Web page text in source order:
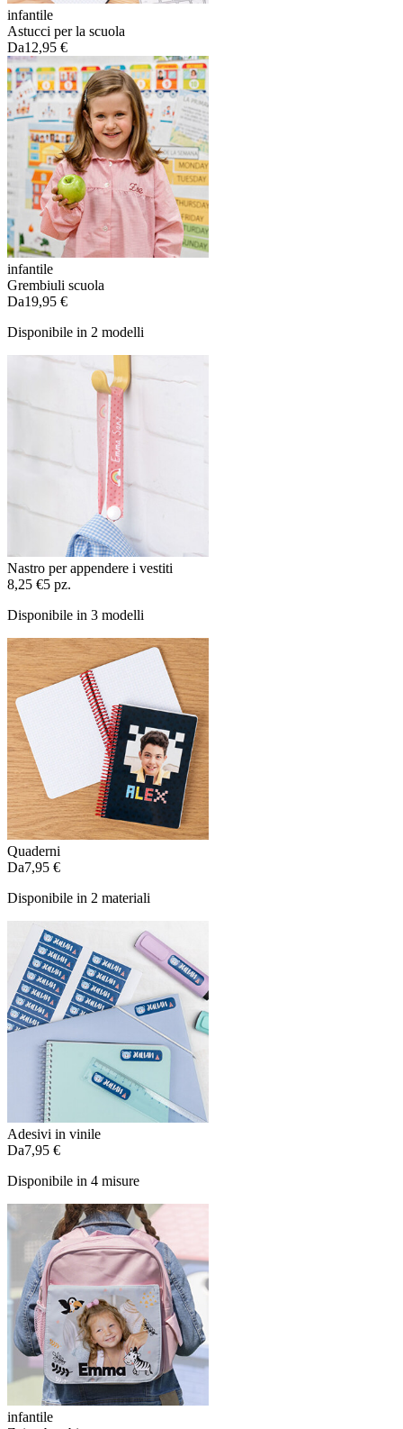
infantile
Astucci per la scuola
Da12,95 €
infantile
Grembiuli scuola
Da19,95 €
Disponibile in 2 modelli
Nastro per appendere i vestiti
8,25 €5 pz.
Disponibile in 3 modelli
Quaderni
Da7,95 €
Disponibile in 2 materiali
Adesivi in vinile
Da7,95 €
Disponibile in 4 misure
infantile